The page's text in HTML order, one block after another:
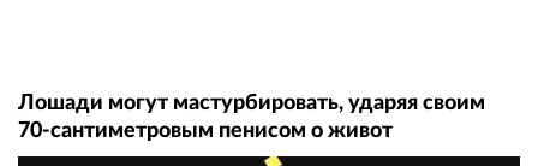
Лошади могут мастурбировать, ударяя своим
70-сантиметровым пенисом о живот